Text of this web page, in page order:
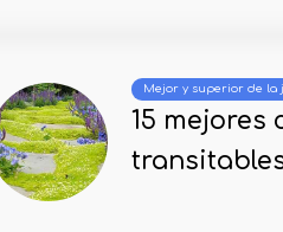
Mejor y superior de la
15